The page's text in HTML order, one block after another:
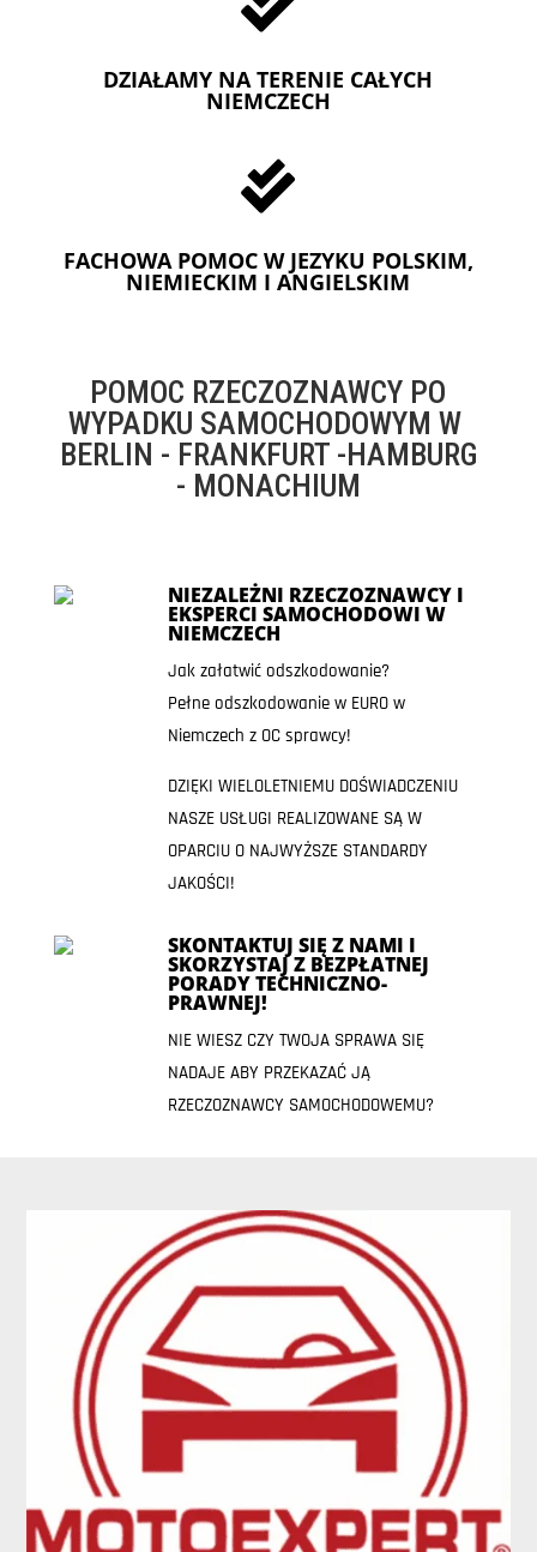
DZIAŁAMY NA TERENIE CAŁYCH
NIEMCZECH

FACHOWA POMOC W JEZYKU POLSKIM,
NIEMIECKIM I ANGIELSKIM
POMOC RZECZOZNAWCY PO
WYPADKU SAMOCHODOWYM W
BERLIN - FRANKFURT -HAMBURG
- MONACHIUM
NIEZALEŻNI RZECZOZNAWCY I
EKSPERCI SAMOCHODOWI W
NIEMCZECH
Jak załatwić odszkodowanie?
Pełne odszkodowanie w EURO w
Niemczech z OC sprawcy!
DZIĘKI WIELOLETNIEMU DOŚWIADCZENIU
NASZE USŁUGI REALIZOWANE SĄ W
OPARCIU O NAJWYŻSZE STANDARDY
JAKOŚCI!
SKONTAKTUJ SIĘ Z NAMI I
SKORZYSTAJ Z BEZPŁATNEJ
PORADY TECHNICZNO-
PRAWNEJ!
NIE WIESZ CZY TWOJA SPRAWA SIĘ
NADAJE ABY PRZEKAZAĆ JĄ
RZECZOZNAWCY SAMOCHODOWEMU?